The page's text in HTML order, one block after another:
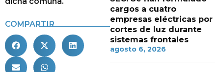
COMPARTIR
cargos a cuatro
empresas eléctricas por
cortes de luz durante
sistemas frontales
agosto 6, 2026